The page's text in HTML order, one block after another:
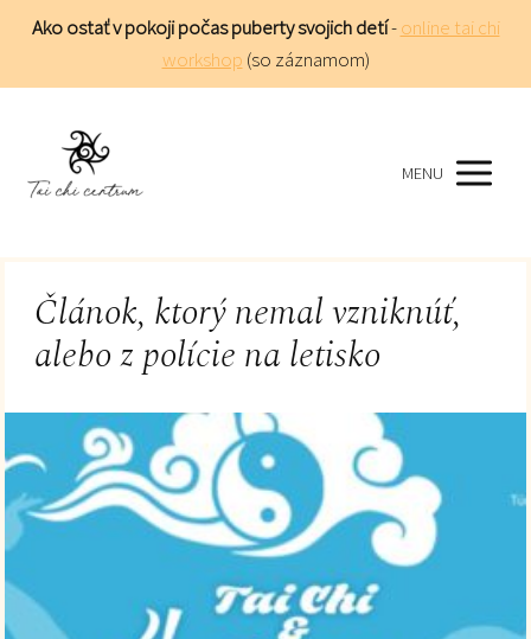
Ako ostať v pokoji počas puberty svojich detí-online tai chi
workshop (so záznamom)
MENU
Článok, ktorý nemal vzniknúť,
alebo z polície na letisko